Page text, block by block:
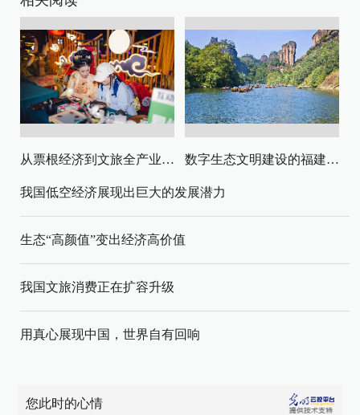
从票根经济到文旅全产业链升级 数字生态文明建设的福建路径与启示
我国低空经济展现出巨大的发展潜力
生态“高颜值”变出经济高价值
我国文旅消费正在扩容升级
用真心展现中国，世界自有回响
您此时的心情